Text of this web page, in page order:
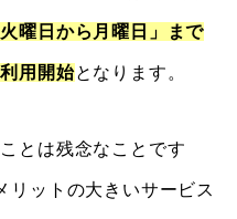
火曜日から月曜日」まで
用開始となります。
とは残念なことです
リットの大きいサービス